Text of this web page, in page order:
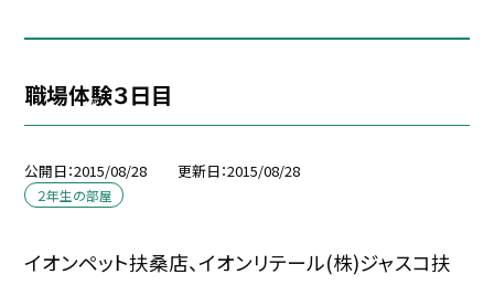
職場体験３日目
公開日 2015/08/28 更新日 2015/08/28
２年生の部屋
イオンペット扶桑店、イオンリテール(株)ジャスコ扶